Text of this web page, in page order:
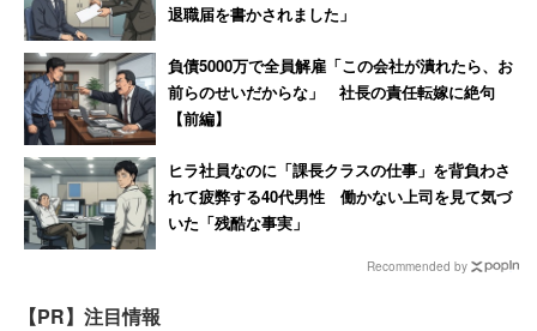
退職届を書かされました」
負債5000万で全員解雇「この会社が潰れたら、お
前らのせいだからな」 社長の責任転嫁に絶句
【前編】
ヒラ社員なのに「課長クラスの仕事」を背負わさ
れて疲弊する40代男性 働かない上司を見て気づ
いた「残酷な事実」
Recommended by
【PR】注目情報